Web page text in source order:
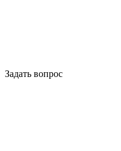
Задать вопрос